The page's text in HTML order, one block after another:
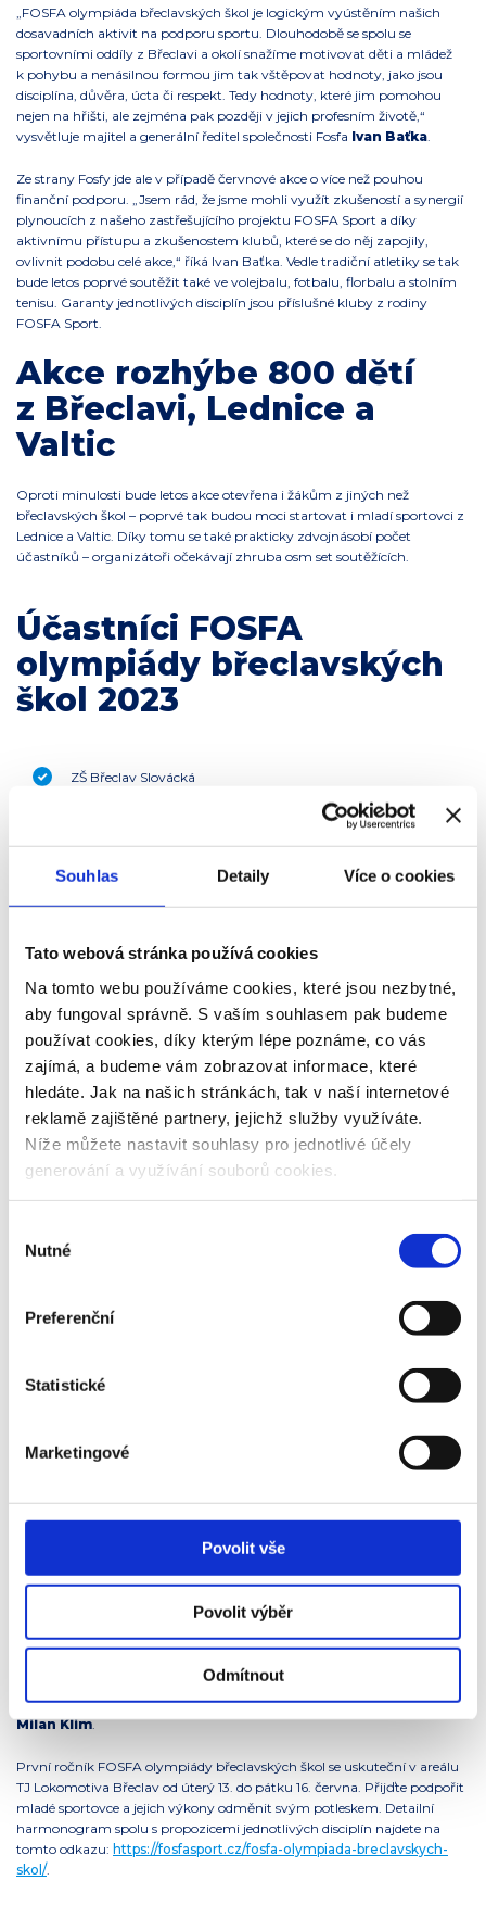
Souhlas Detaily Více o cookies
Tato webová stránka používá cookies
Na tomto webu používáme cookies, které jsou nezbytné,
aby fungoval správně. S vaším souhlasem pak budeme
používat cookies, díky kterým lépe poznáme, co vás
zajímá, a budeme vám zobrazovat informace, které
hledáte. Jak na našich stránkách, tak v naší internetové
reklamě zajištěné partnery, jejichž služby využíváte.
Níže můžete nastavit souhlasy pro jednotlivé účely
generování a využívání souborů cookies.
souhlasu
Nutné
Preferenční
Statistické
Marketingové
Povolit vše
Povolit výběr
Odmítnout
„FOSFA olympiáda břeclavských škol je logickým vyústěním našich
dosavadních aktivit na podporu sportu. Dlouhodobě se spolu se
sportovními oddíly z Břeclavi a okolí snažíme motivovat děti a mládež
k pohybu a nenásilnou formou jim tak vštěpovat hodnoty, jako jsou
disciplína, důvěra, úcta či respekt. Tedy hodnoty, které jim pomohou
nejen na hřišti, ale zejména pak později v jejich profesním životě,“
vysvětluje majitel a generální ředitel společnosti Fosfa Ivan Baťka.
Ze strany Fosfy jde ale v případě červnové akce o více než pouhou
finanční podporu. „Jsem rád, že jsme mohli využít zkušeností a synergií
plynoucích z našeho zastřešujícího projektu FOSFA Sport a díky
aktivnímu přístupu a zkušenostem klubů, které se do něj zapojily,
ovlivnit podobu celé akce,“ říká Ivan Baťka. Vedle tradiční atletiky se tak
bude letos poprvé soutěžit také ve volejbalu, fotbalu, florbalu a stolním
tenisu. Garanty jednotlivých disciplín jsou příslušné kluby z rodiny
FOSFA Sport.
Akce rozhýbe 800 dětí
z Břeclavi, Lednice a
Valtic
Oproti minulosti bude letos akce otevřena i žákům z jiných než
břeclavských škol – poprvé tak budou moci startovat i mladí sportovci z
Lednice a Valtic. Díky tomu se také prakticky zdvojnásobí počet
účastníků – organizátoři očekávají zhruba osm set soutěžících.
Účastníci FOSFA
olympiády břeclavských
škol 2023
ZŠ Břeclav Slovácká
ZŠ Břeclav Na Valtické
ZŠ Břeclav Komenského
ZŠ Břeclav Kupkova
Jsme si dobře vědomi přínosu pohybových aktivit pro zdravý vývoj dětí
a sport chápeme i jako oblíbenou a smysluplnou volnočasovou aktivitu.
Proto dlouhodobě vyhlašujeme kromě základních dotací na činnost
také dotační programy na podporu materiálně technické základny
sportu nebo individuálních dotací na podporu mimořádných akcí a
účasti sportovců na významných sportovních akcích. Ze stejného
důvodu se rádi stáváme partnerem sportovních akcí pořádaných na
nemohli chybět – bude to jedna z klíčových událostí dětského a
mládežnického sportu letošního roku,“ uvádí břeclavský místostarosta
Milan Klim.
První ročník FOSFA olympiády břeclavských škol se uskuteční v areálu
TJ Lokomotiva Břeclav od úterý 13. do pátku 16. června. Přijďte podpořit
mladé sportovce a jejich výkony odměnit svým potleskem. Detailní
harmonogram spolu s propozicemi jednotlivých disciplín najdete na
tomto odkazu: https://fosfasport.cz/fosfa-olympiada-breclavskych-
skol/.